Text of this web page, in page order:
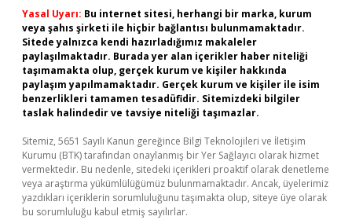
Yasal Uyarı: Bu internet sitesi, herhangi bir marka, kurum
veya şahıs şirketi ile hiçbir bağlantısı bulunmamaktadır.
Sitede yalnızca kendi hazırladığımız makaleler
paylaşılmaktadır. Burada yer alan içerikler haber niteliği
taşımamakta olup, gerçek kurum ve kişiler hakkında
paylaşım yapılmamaktadır. Gerçek kurum ve kişiler ile isim
benzerlikleri tamamen tesadüfidir. Sitemizdeki bilgiler
taslak halindedir ve tavsiye niteliği taşımazlar.
Sitemiz, 5651 Sayılı Kanun gereğince Bilgi Teknolojileri ve İletişim
Kurumu (BTK) tarafından onaylanmış bir Yer Sağlayıcı olarak hizmet
vermektedir. Bu nedenle, sitedeki içerikleri proaktif olarak denetleme
veya araştırma yükümlülüğümüz bulunmamaktadır. Ancak, üyelerimiz
yazdıkları içeriklerin sorumluluğunu taşımakta olup, siteye üye olarak
bu sorumluluğu kabul etmiş sayılırlar.